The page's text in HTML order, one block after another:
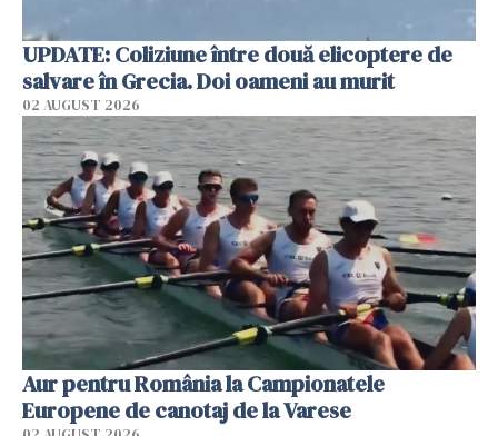
UPDATE: Coliziune între două elicoptere de
salvare în Grecia. Doi oameni au murit
02 AUGUST 2026
Aur pentru România la Campionatele
Europene de canotaj de la Varese